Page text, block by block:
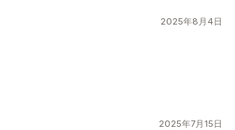
2025年8月4日
2025年7月15日